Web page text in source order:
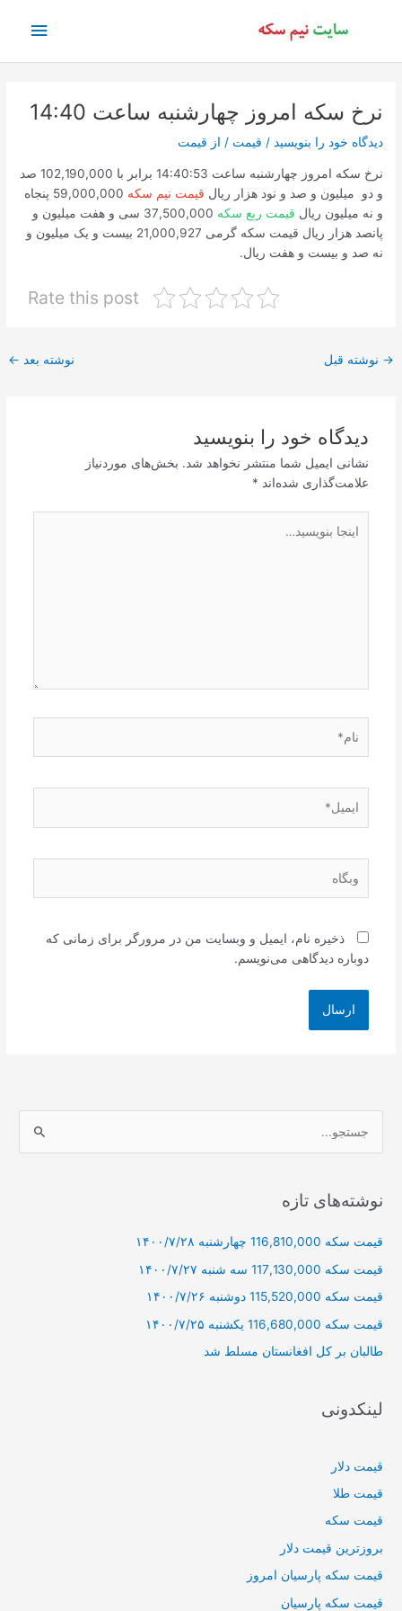
اصلی
نرخ سکه امروز چهارشنبه ساعت 14:40
دیدگاه‌ خود را بنویسید / قیمت / از قیمت
نرخ سکه امروز چهارشنبه ساعت 14:40:53 برابر با 102,190,000 صد
و دو میلیون و صد و نود هزار ریال قیمت نیم سکه
59,000,000 پنجاه
و نه میلیون ریال قیمت ربع سکه
37,500,000 سی و هفت میلیون و
پانصد هزار ریال قیمت سکه گرمی 21,000,927 بیست و یک میلیون و
نه صد و بیست و هفت ریال.
Rate this post
پیمایش
→ نوشته قبل نوشته بعد ←
دیدگاه‌ خود را بنویسید
نشانی ایمیل شما منتشر نخواهد شد. بخش‌های موردنیاز
علامت‌گذاری شده‌اند *
بنویسید…
ذخیره نام، ایمیل و وبسایت من در مرورگر برای زمانی که
دوباره دیدگاهی می‌نویسم.
ب
ر
ا
نوشته‌های تازه
قیمت سکه 116,810,000 چهارشنبه ۱۴۰۰/۷/۲۸
قیمت سکه 117,130,000 سه شنبه ۱۴۰۰/۷/۲۷
قیمت سکه 115,520,000 دوشنبه ۱۴۰۰/۷/۲۶
قیمت سکه 116,680,000 یکشنبه ۱۴۰۰/۷/۲۵
طالبان بر كل افغانستان مسلط شد
لینکدونی
قیمت دلار
قیمت طلا
قیمت سکه
بروزترین قیمت دلار
قیمت سکه پارسیان امروز
قیمت سکه پارسیان